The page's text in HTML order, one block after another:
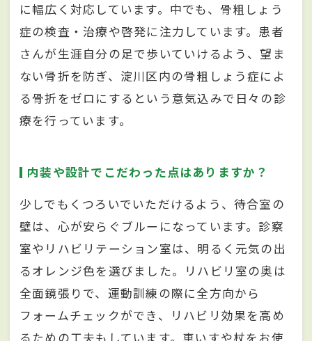
に幅広く対応しています。中でも、骨粗しょう
症の検査・治療や啓発に注力しています。患者
さんが生涯自分の足で歩いていけるよう、望ま
ない骨折を防ぎ、淀川区内の骨粗しょう症によ
る骨折をゼロにするという意気込みで日々の診
療を行っています。
内装や設計でこだわった点はありますか？
少しでもくつろいでいただけるよう、待合室の
壁は、心が安らぐブルーになっています。診察
室やリハビリテーション室は、明るく元気の出
るオレンジ色を選びました。リハビリ室の奥は
全面鏡張りで、運動訓練の際に全方向から
フォームチェックができ、リハビリ効果を高め
るための工夫もしています。車いすや杖をお使